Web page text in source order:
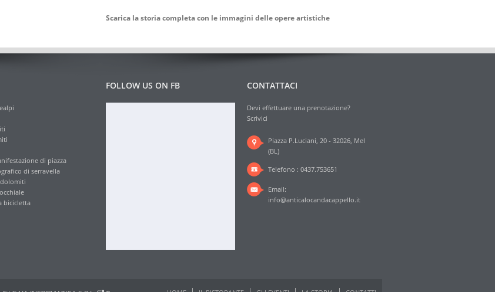
Scarica la storia completa con le immagini delle opere artistiche
di piazza
di serravella
bicicletta
FOLLOW US ON FB CONTATTACI
Devi effettuare una prenotazione?
Scrivici
Piazza P.Luciani, 20 - 32026, Mel
(BL)
Telefono : 0437.753651
Email:
info@anticalocandacappello.it